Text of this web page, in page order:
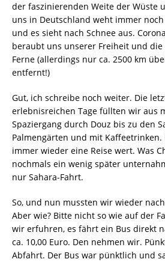
der faszinierenden Weite der Wüste
uns in Deutschland weht immer
und es sieht nach Schnee aus.
beraubt uns unserer Freiheit und
Ferne (allerdings nur ca. 2500 km
entfernt!)
Gut, ich schreibe noch weiter. Die
erlebnisreichen Tage füllten wir aus
Spaziergang durch Douz bis zu den
Palmengärten und mit
immer wieder eine Reise wert. Was
nochmals ein wenig später
nur Sahara-Fahrt.
So, und nun mussten wir wieder
Aber wie? Bitte nicht so wie auf der
wir erfuhren, es fährt ein Bus direkt
ca. 10,00 Euro. Den nehmen wir.
Abfahrt. Der Bus war pünktlich und